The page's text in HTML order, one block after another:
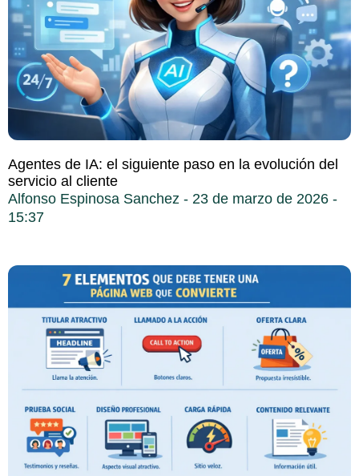
Agentes de IA: el siguiente paso en la evolución del
servicio al cliente
Alfonso Espinosa Sanchez
23 de marzo de 2026
15:37